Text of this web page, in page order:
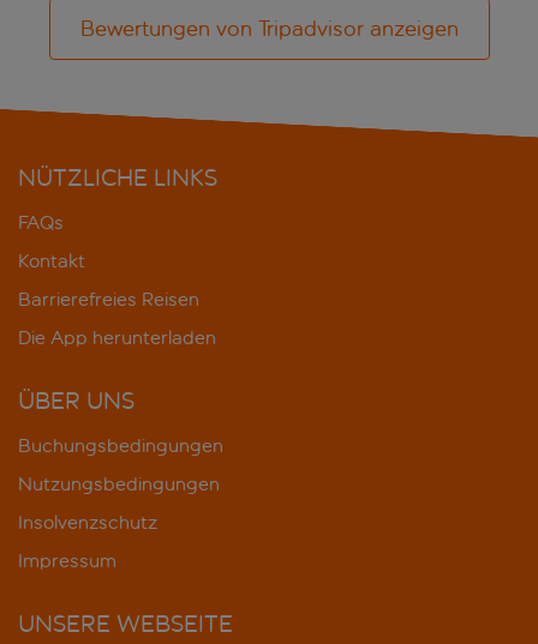
Bewertungen von Tripadvisor anzeigen
NÜTZLICHE LINKS
FAQs
Kontakt
Barrierefreies Reisen
Die App herunterladen
ÜBER UNS
Buchungsbedingungen
Nutzungsbedingungen
Insolvenzschutz
Impressum
UNSERE WEBSEITE